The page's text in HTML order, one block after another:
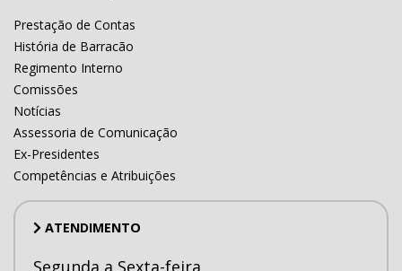
Prestação de Contas
História de Barracão
Regimento Interno
Comissões
Notícias
Assessoria de Comunicação
Ex-Presidentes
Competências e Atribuições
ATENDIMENTO
Segunda a Sexta-feira